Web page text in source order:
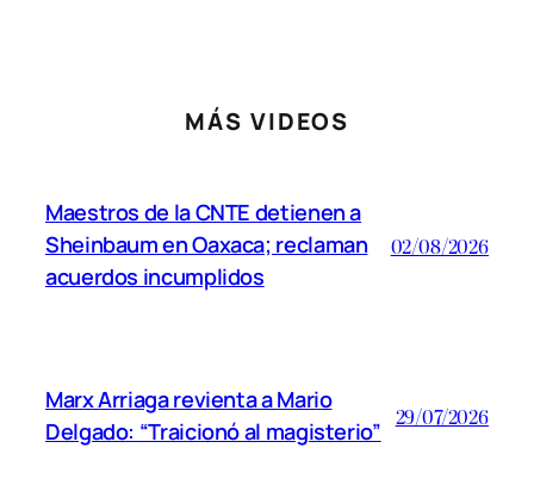
MÁS VIDEOS
Maestros de la CNTE detienen a
Sheinbaum en Oaxaca; reclaman
acuerdos incumplidos
02/08/2026
Marx Arriaga revienta a Mario
Delgado: “Traicionó al magisterio”
29/07/2026